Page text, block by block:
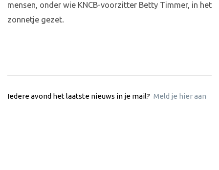
mensen, onder wie KNCB-voorzitter Betty Timmer, in het
zonnetje gezet.
Iedere avond het laatste nieuws in je mail? Meld je hier aan